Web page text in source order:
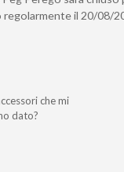
regolarmente il 20/08/
che mi
dato?